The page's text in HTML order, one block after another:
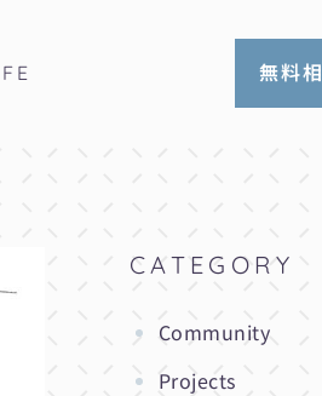
無料
CATEGORY
Community
Projects